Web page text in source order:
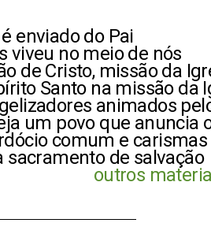
enviado do Pai
viveu no meio de nós
de Cristo, missão da
Santo na missão da
animados
um povo que anuncia
comum e carismas
sacramento de salvação
outros